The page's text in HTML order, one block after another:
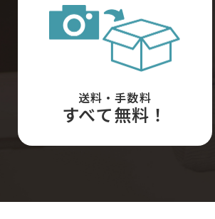
送料・手数料
すべて無料！